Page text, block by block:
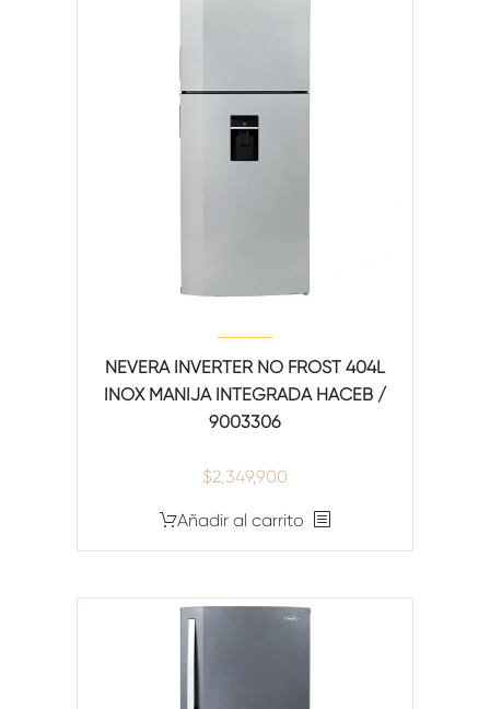
NEVERA INVERTER NO FROST 404L
INOX MANIJA INTEGRADA HACEB /
9003306
$2,349,900
Añadir al carrito